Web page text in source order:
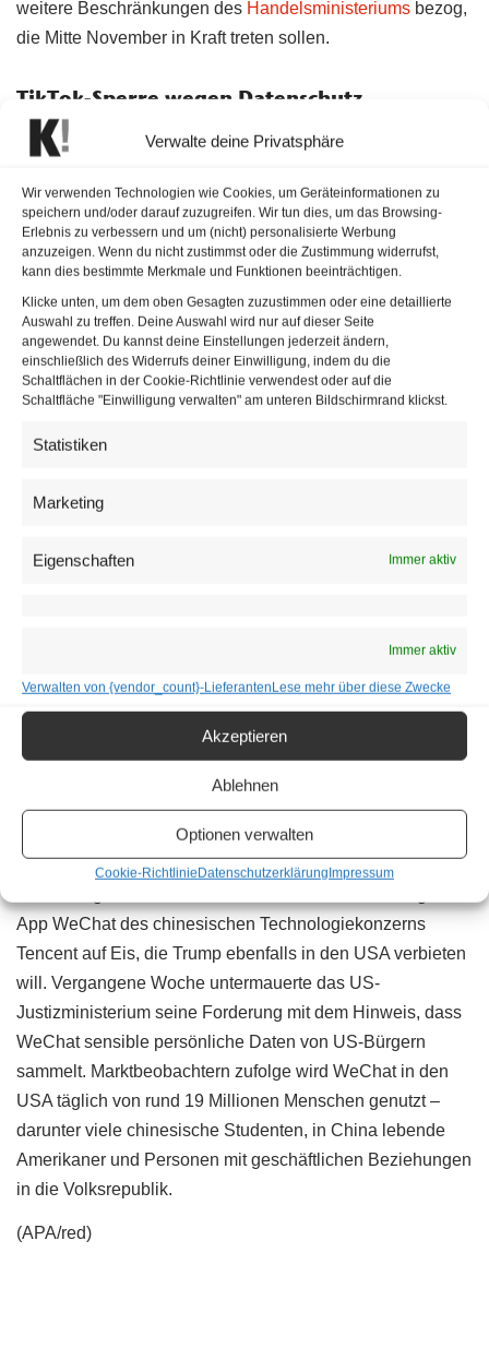
Verwalte deine Privatsphäre
Wir verwenden Technologien wie Cookies, um Geräteinformationen zu
speichern und/oder darauf zuzugreifen. Wir tun dies, um das Browsing-
Erlebnis zu verbessern und um (nicht) personalisierte Werbung
anzuzeigen. Wenn du nicht zustimmst oder die Zustimmung widerrufst,
kann dies bestimmte Merkmale und Funktionen beeinträchtigen.
Klicke unten, um dem oben Gesagten zuzustimmen oder eine detaillierte
Auswahl zu treffen. Deine Auswahl wird nur auf dieser Seite
angewendet. Du kannst deine Einstellungen jederzeit ändern,
einschließlich des Widerrufs deiner Einwilligung, indem du die
Schaltflächen in der Cookie-Richtlinie verwendest oder auf die
Schaltfläche "Einwilligung verwalten" am unteren Bildschirmrand klickst.
Statistiken
Marketing
Eigenschaften Immer aktiv
Immer aktiv
Verwalten von {vendor_count}-LieferantenLese mehr über diese Zwecke
Akzeptieren
Ablehnen
Optionen verwalten
Cookie-RichtlinieDatenschutzerklärungImpressum
weitere Beschränkungen des Handelsministeriums bezog,
die Mitte November in Kraft treten sollen.
TikTok-Sperre wegen Datenschutz
US-Präsident Donald Trump droht mit dem Verbot der vor
er sich um die Sicherheit der Daten der rund 100 Millionen
US-amerikanischen Nutzern sorgt und Spionage durch die
chinesische Regierung befürchtet. Ein Deal mit den beiden
TikTok-Sperre zu verhindern.
Die Details über die Verhandlungen variieren jedoch
deutlich, je nachdem, ob sich ByteDanceoder die US-
künftigen Mehrheitsverhältnissen bei TikTok gibt es
wie auch die USA einem Deal zustimmen.
Auch WeChat im Visier von Trump
App WeChat des chinesischen Technologiekonzerns
Tencent auf Eis, die Trump ebenfalls in den USA verbieten
will. Vergangene Woche untermauerte das US-
Justizministerium seine Forderung mit dem Hinweis, dass
WeChat sensible persönliche Daten von US-Bürgern
sammelt. Marktbeobachtern zufolge wird WeChat in den
USA täglich von rund 19 Millionen Menschen genutzt –
darunter viele chinesische Studenten, in China lebende
Amerikaner und Personen mit geschäftlichen Beziehungen
in die Volksrepublik.
(APA/red)